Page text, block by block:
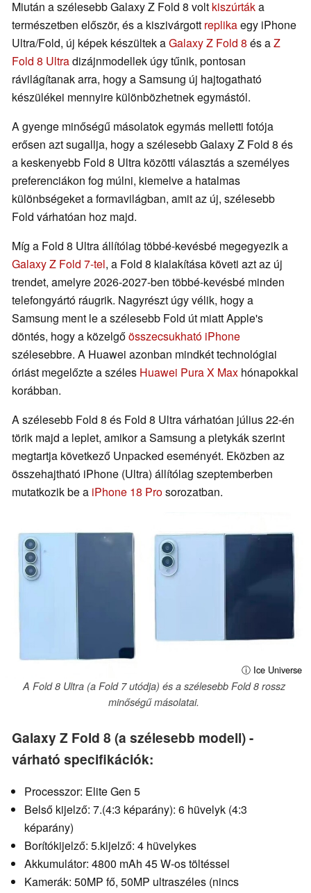
Miután a szélesebb Galaxy Z Fold 8 volt kiszúrtáka
természetben először, és a kiszivárgott replikaegy iPhone
Ultra/Fold, új képek készültek aGalaxy Z Fold 8 és aZ
Fold 8 Ultradizájnmodellek úgy tűnik, pontosan
rávilágítanak arra, hogy a Samsung új hajtogatható
készülékei mennyire különbözhetnek egymástól.
A gyenge minőségű másolatok egymás melletti fotója
erősen azt sugallja, hogy a szélesebb Galaxy Z Fold 8 és
a keskenyebb Fold 8 Ultra közötti választás a személyes
preferenciákon fog múlni, kiemelve a hatalmas
különbségeket a formavilágban, amit az új, szélesebb
Fold várhatóan hoz majd.
Míg a Fold 8 Ultra állítólag többé-kevésbé megegyezik a
Galaxy Z Fold 7-tel, a Fold 8 kialakítása követi azt az új
trendet, amelyre 2026-2027-ben többé-kevésbé minden
telefongyártó ráugrik. Nagyrészt úgy vélik, hogy a
Samsung ment le a szélesebb Fold út miatt Apple's
döntés, hogy a közelgőösszecsukható iPhone
szélesebbre. A Huawei azonban mindkét technológiai
óriást megelőzte a széles Huawei Pura X Max hónapokkal
korábban.
A szélesebb Fold 8 és Fold 8 Ultra várhatóan július 22-én
törik majd a leplet, amikor a Samsung a pletykák szerint
megtartja következő Unpacked eseményét. Eközben az
összehajtható iPhone (Ultra) állítólag szeptemberben
mutatkozik be a iPhone 18 Prosorozatban.
ⓘ Ice Universe
A Fold 8 Ultra (a Fold 7 utódja) és a szélesebb Fold 8 rossz
minőségű másolatai.
Galaxy Z Fold 8 (a szélesebb modell) -
várható specifikációk:
Processzor: Elite Gen 5
Belső kijelző: 7.(4:3 képarány): 6 hüvelyk (4:3
képarány)
Borítókijelző: 5.kijelző: 4 hüvelykes
Akkumulátor: 4800 mAh 45 W-os töltéssel
Kamerák: 50MP fő, 50MP ultraszéles (nincs